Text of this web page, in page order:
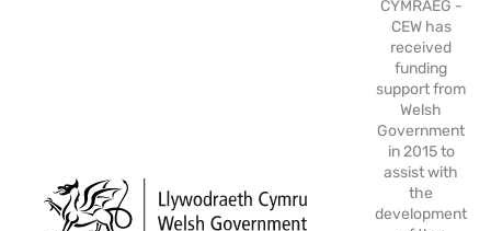
CYMRAEG -
CEW has
received
funding
support from
Welsh
Government
in 2015 to
assist with
the
development